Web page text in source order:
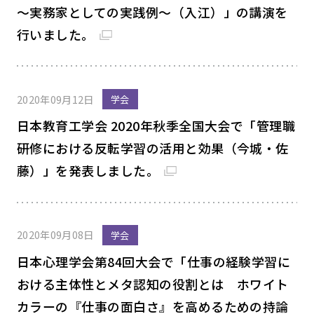
～実務家としての実践例～（入江）」の講演を
行いました。
2020年09月12日 学会
日本教育工学会 2020年秋季全国大会で「管理職
研修における反転学習の活用と効果（今城・佐
藤）」を発表しました。
2020年09月08日 学会
日本心理学会第84回大会で「仕事の経験学習に
おける主体性とメタ認知の役割とは ホワイト
カラーの『仕事の面白さ』を高めるための持論